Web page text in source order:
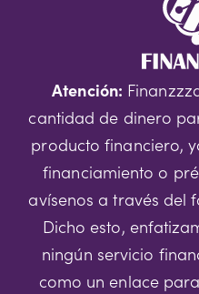
Atención:
cantidad de dinero
producto financiero,
financiamiento o
avísenos a través del
Dicho esto,
ningún servicio
como un enlace